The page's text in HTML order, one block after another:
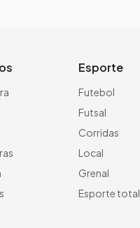
Esporte
Futebol
Futsal
Corridas
Local
Grenal
Esporte total